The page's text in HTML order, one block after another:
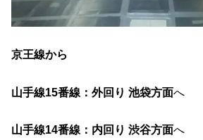
京王線から
山手線15番線：外回り 池袋方面へ
山手線14番線：内回り 渋谷方面へ